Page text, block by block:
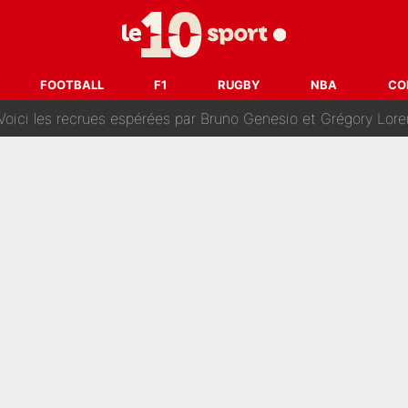
FOOTBALL F1 RUGBY NBA
le PSG : Un gros club étranger prêt à relancer le feuilleton pour la
: Les révélations de la famille Zidane sur sa prise de
les recrues espérées par Bruno Genesio et Grégory